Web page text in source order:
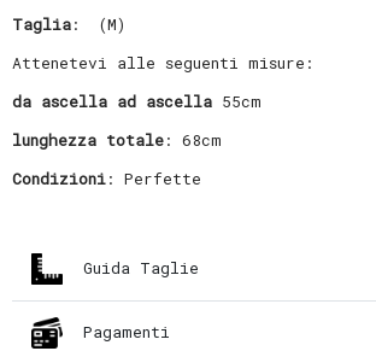
Taglia: (M)
Attenetevi alle seguenti misure:
da ascella ad ascella55cm
lunghezza totale: 68cm
Condizioni: Perfette
Guida Taglie
Pagamenti